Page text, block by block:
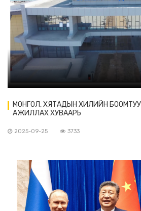
МОНГОЛ, ХЯТАДЫН ХИЛИЙН
АЖИЛЛАХ ХУВААРЬ
2025-09-25 3733